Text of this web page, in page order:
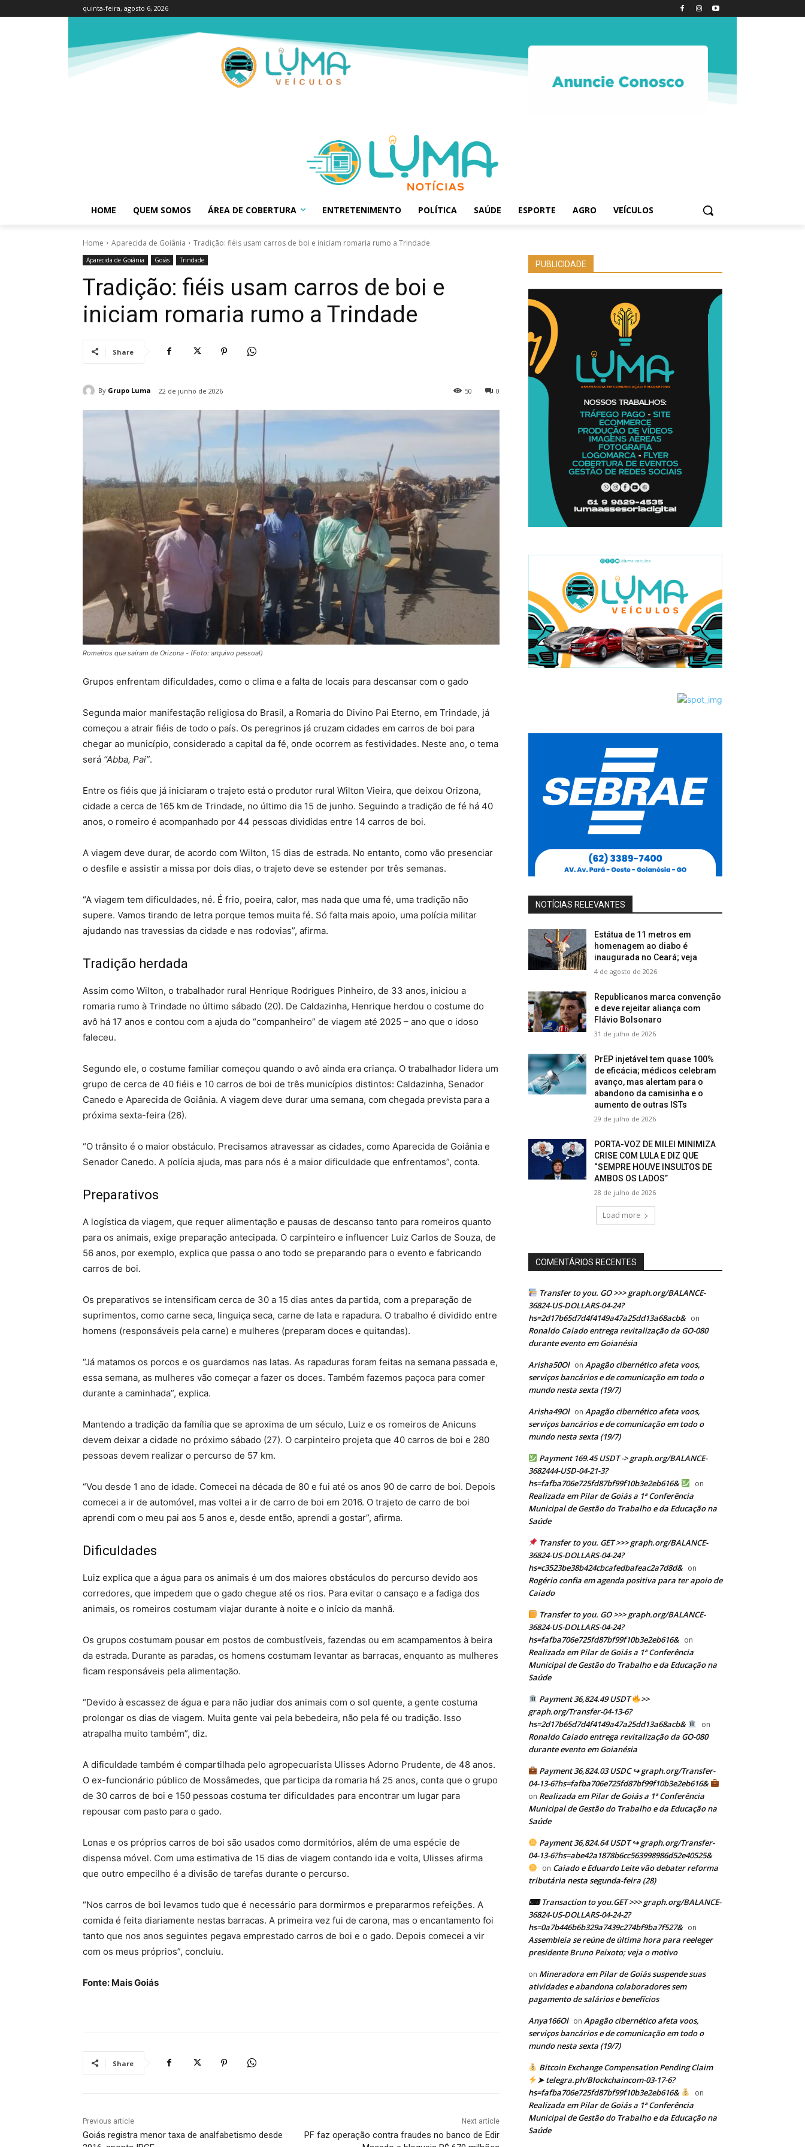
quinta-feira, agosto 6, 2026
HOME QUEM SOMOS ÁREA DE COBERTURA ENTRETENIMENTO POLÍTICA SAÚDE ESPORTE AGRO VEÍCULOS
Home Aparecida de Goiânia Tradição: fiéis usam carros de boi e iniciam romaria rumo a Trindade
Aparecida de Goiânia Goiás Trindade
Tradição: fiéis usam carros de boi e
iniciam romaria rumo a Trindade
Share
By Grupo Luma 22 de junho de 2026 0
50
Romeiros que saíram de Orizona - (Foto: arquivo pessoal)
Grupos enfrentam dificuldades, como o clima e a falta de locais para descansar com o gado
Segunda maior manifestação religiosa do Brasil, a Romaria do Divino Pai Eterno, em Trindade, já
começou a atrair fiéis de todo o país. Os peregrinos já cruzam cidades em carros de boi para
chegar ao município, considerado a capital da fé, onde ocorrem as festividades. Neste ano, o tema
será “Abba, Pai”.
Entre os fiéis que já iniciaram o trajeto está o produtor rural Wilton Vieira, que deixou Orizona,
cidade a cerca de 165 km de Trindade, no último dia 15 de junho. Seguindo a tradição de fé há 40
anos, o romeiro é acompanhado por 44 pessoas divididas entre 14 carros de boi.
A viagem deve durar, de acordo com Wilton, 15 dias de estrada. No entanto, como vão presenciar
o desfile e assistir a missa por dois dias, o trajeto deve se estender por três semanas.
“A viagem tem dificuldades, né. É frio, poeira, calor, mas nada que uma fé, uma tradição não
supere. Vamos tirando de letra porque temos muita fé. Só falta mais apoio, uma polícia militar
ajudando nas travessias da cidade e nas rodovias”, afirma.
Tradição herdada
Assim como Wilton, o trabalhador rural Henrique Rodrigues Pinheiro, de 33 anos, iniciou a
romaria rumo à Trindade no último sábado (20). De Caldazinha, Henrique herdou o costume do
avô há 17 anos e contou com a ajuda do “companheiro” de viagem até 2025 – ano que o idoso
faleceu.
Segundo ele, o costume familiar começou quando o avô ainda era criança. O trabalhador lidera um
grupo de cerca de 40 fiéis e 10 carros de boi de três municípios distintos: Caldazinha, Senador
Canedo e Aparecida de Goiânia. A viagem deve durar uma semana, com chegada prevista para a
próxima sexta-feira (26).
“O trânsito é o maior obstáculo. Precisamos atravessar as cidades, como Aparecida de Goiânia e
Senador Canedo. A polícia ajuda, mas para nós é a maior dificuldade que enfrentamos”, conta.
Preparativos
A logística da viagem, que requer alimentação e pausas de descanso tanto para romeiros quanto
para os animais, exige preparação antecipada. O carpinteiro e influencer Luiz Carlos de Souza, de
56 anos, por exemplo, explica que passa o ano todo se preparando para o evento e fabricando
carros de boi.
Os preparativos se intensificam cerca de 30 a 15 dias antes da partida, com a preparação de
suprimentos, como carne seca, linguiça seca, carne de lata e rapadura. O trabalho é dividido entre
homens (responsáveis pela carne) e mulheres (preparam doces e quitandas).
“Já matamos os porcos e os guardamos nas latas. As rapaduras foram feitas na semana passada e,
essa semana, as mulheres vão começar a fazer os doces. Também fazemos paçoca para comer
durante a caminhada”, explica.
Mantendo a tradição da família que se aproxima de um século, Luiz e os romeiros de Anicuns
devem deixar a cidade no próximo sábado (27). O carpinteiro projeta que 40 carros de boi e 280
pessoas devem realizar o percurso de 57 km.
“Vou desde 1 ano de idade. Comecei na década de 80 e fui até os anos 90 de carro de boi. Depois
comecei a ir de automóvel, mas voltei a ir de carro de boi em 2016. O trajeto de carro de boi
aprendi com o meu pai aos 5 anos e, desde então, aprendi a gostar”, afirma.
Dificuldades
Luiz explica que a água para os animais é um dos maiores obstáculos do percurso devido aos
corredores, que impedem que o gado chegue até os rios. Para evitar o cansaço e a fadiga dos
animais, os romeiros costumam viajar durante à noite e o início da manhã.
Os grupos costumam pousar em postos de combustíveis, fazendas ou em acampamentos à beira
da estrada. Durante as paradas, os homens costumam levantar as barracas, enquanto as mulheres
ficam responsáveis pela alimentação.
“Devido à escassez de água e para não judiar dos animais com o sol quente, a gente costuma
prolongar os dias de viagem. Muita gente vai pela bebedeira, não pela fé ou tradição. Isso
atrapalha muito também”, diz.
A dificuldade também é compartilhada pelo agropecuarista Ulisses Adorno Prudente, de 48 anos.
O ex-funcionário público de Mossâmedes, que participa da romaria há 25 anos, conta que o grupo
de 30 carros de boi e 150 pessoas costuma ter dificuldades para encontrar um lugar para
repousar com pasto para o gado.
Lonas e os próprios carros de boi são usados como dormitórios, além de uma espécie de
dispensa móvel. Com uma estimativa de 15 dias de viagem contando ida e volta, Ulisses afirma
que outro empecilho é a divisão de tarefas durante o percurso.
“Nos carros de boi levamos tudo que é necessário para dormirmos e prepararmos refeições. A
comida é feita diariamente nestas barracas. A primeira vez fui de carona, mas o encantamento foi
tanto que nos anos seguintes pegava emprestado carros de boi e o gado. Depois comecei a vir
com os meus próprios”, concluiu.
Fonte: Mais Goiás
Share
Previous article
Goiás registra menor taxa de analfabetismo desde
Next article
PF faz operação contra fraudes no banco de Edir
PUBLICIDADE
NOTÍCIAS RELEVANTES
Estátua de 11 metros em
homenagem ao diabo é
inaugurada no Ceará; veja
4 de agosto de 2026
Republicanos marca convenção
e deve rejeitar aliança com
Flávio Bolsonaro
31 de julho de 2026
PrEP injetável tem quase 100%
de eficácia; médicos celebram
avanço, mas alertam para o
abandono da camisinha e o
aumento de outras ISTs
29 de julho de 2026
PORTA-VOZ DE MILEI MINIMIZA
CRISE COM LULA E DIZ QUE
“SEMPRE HOUVE INSULTOS DE
AMBOS OS LADOS”
28 de julho de 2026
Load more
COMENTÁRIOS RECENTES
Transfer to you. GO >>> graph.org/BALANCE-
36824-US-DOLLARS-04-24?
hs=2d17b65d7d4f4149a47a25dd13a68acb& on
Ronaldo Caiado entrega revitalização da GO-080
durante evento em Goianésia
Arisha50Ol on Apagão cibernético afeta voos,
serviços bancários e de comunicação em todo o
mundo nesta sexta (19/7)
Arisha49Ol on Apagão cibernético afeta voos,
serviços bancários e de comunicação em todo o
mundo nesta sexta (19/7)
Payment 169.45 USDT -> graph.org/BALANCE-
3682444-USD-04-21-3?
hs=fafba706e725fd87bf99f10b3e2eb616&
on
Realizada em Pilar de Goiás a 1ª Conferência
Municipal de Gestão do Trabalho e da Educação na
Saúde
Transfer to you. GET >>> graph.org/BALANCE-
36824-US-DOLLARS-04-24?
hs=c3523be38b424cbcafedbafeac2a7d8d& on
Rogério confia em agenda positiva para ter apoio de
Caiado
Transfer to you. GO >>> graph.org/BALANCE-
36824-US-DOLLARS-04-24?
hs=fafba706e725fd87bf99f10b3e2eb616& on
Realizada em Pilar de Goiás a 1ª Conferência
Municipal de Gestão do Trabalho e da Educação na
Saúde
Payment 36,824.49 USDT
>>
graph.org/Transfer-04-13-6?
hs=2d17b65d7d4f4149a47a25dd13a68acb&
on
Ronaldo Caiado entrega revitalização da GO-080
durante evento em Goianésia
Payment 36,824.03 USDC ↪ graph.org/Transfer-
04-13-6?hs=fafba706e725fd87bf99f10b3e2eb616&
on Realizada em Pilar de Goiás a 1ª Conferência
Municipal de Gestão do Trabalho e da Educação na
Saúde
Payment 36,824.64 USDT ↪ graph.org/Transfer-
04-13-6?hs=abe42a1878b6cc563998986d52e40525&
on Caiado e Eduardo Leite vão debater reforma
tributária nesta segunda-feira (28)
⌨ Transaction to you.GET >>> graph.org/BALANCE-
36824-US-DOLLARS-04-24-2?
hs=0a7b446b6b329a7439c274bf9ba7f527& on
Assembleia se reúne de última hora para reeleger
presidente Bruno Peixoto; veja o motivo
on Mineradora em Pilar de Goiás suspende suas
atividades e abandona colaboradores sem
pagamento de salários e benefícios
Anya166Ol on Apagão cibernético afeta voos,
serviços bancários e de comunicação em todo o
mundo nesta sexta (19/7)
Bitcoin Exchange Compensation Pending Claim
➤ telegra.ph/Blockchaincom-03-17-6?
hs=fafba706e725fd87bf99f10b3e2eb616&
on
Realizada em Pilar de Goiás a 1ª Conferência
Municipal de Gestão do Trabalho e da Educação na
Saúde